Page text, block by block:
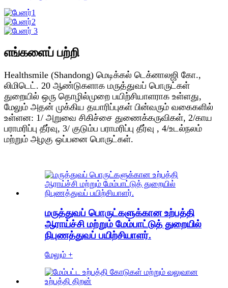
எங்களைப் பற்றி
Healthsmile (Shandong) மெடிக்கல் டெக்னாலஜி கோ.,
லிமிடெட். 20 ஆண்டுகளாக மருத்துவப் பொருட்கள்
துறையில் ஒரு தொழில்முறை பயிற்சியாளராக உள்ளது,
மேலும் அதன் முக்கிய தயாரிப்புகள் பின்வரும் வகைகளில்
உள்ளன: 1/ அறுவை சிகிச்சை துணைக்கருவிகள், 2/காய
பராமரிப்பு தீர்வு, 3/ குடும்ப பராமரிப்பு தீர்வு , 4/உடல்நலம்
மற்றும் அழகு ஒப்பனை பொருட்கள்.
மருத்துவப் பொருட்களுக்கான உற்பத்தி
ஆராய்ச்சி மற்றும் மேம்பாட்டுத் துறையில்
நிபுணத்துவப் பயிற்சியாளர்.
மேலும் +